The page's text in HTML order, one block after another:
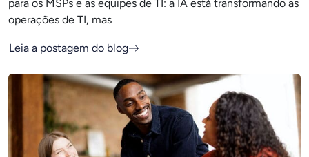
para os MSPs e as equipes de TI: a IA está transformando as
operações de TI, mas
Leia a postagem do blog